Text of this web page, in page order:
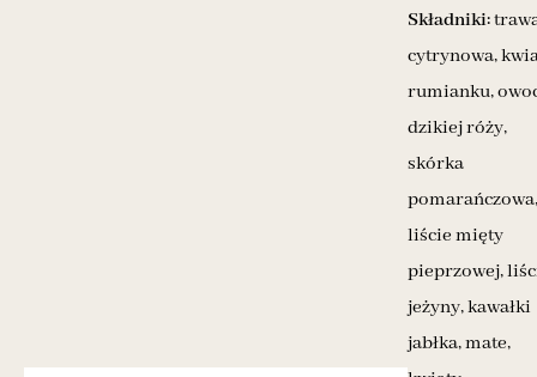
Składniki:
cytrynowa,
rumianku,
dzikiej róży,
skórka
pomarańczowa,
liście mięty
pieprzowej,
jeżyny, kawałki
jabłka, mate,